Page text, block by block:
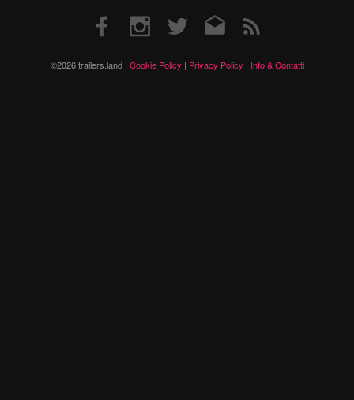
©2026 trailers.land | Cookie Policy | Privacy Policy | Info & Contatti